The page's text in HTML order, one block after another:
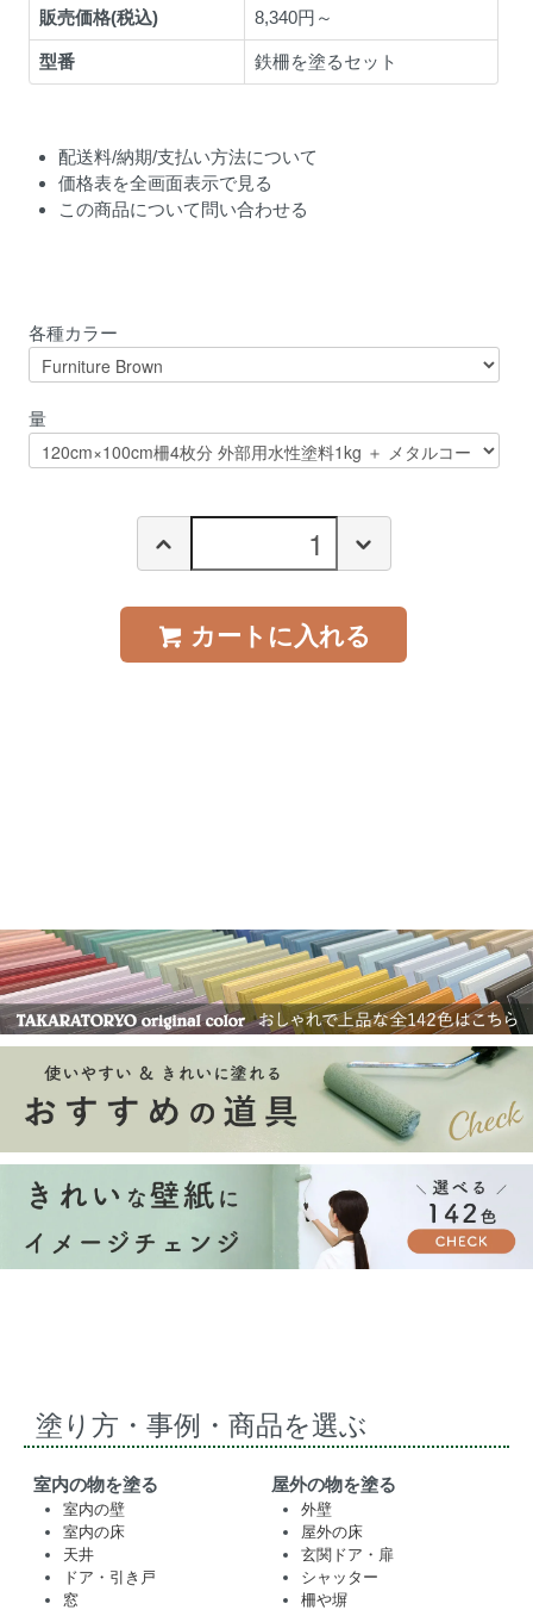
販売価格(税込) 8,340円～
型番 鉄柵を塗るセット
配送料/納期/支払い方法について
価格表を全画面表示で見る
この商品について問い合わせる
各種カラー
量
カートに入れる
塗り方・事例・商品を選ぶ
室内の物を塗る
室内の壁
室内の床
天井
ドア・引き戸
窓
屋外の物を塗る
外壁
屋外の床
玄関ドア・扉
シャッター
柵や塀